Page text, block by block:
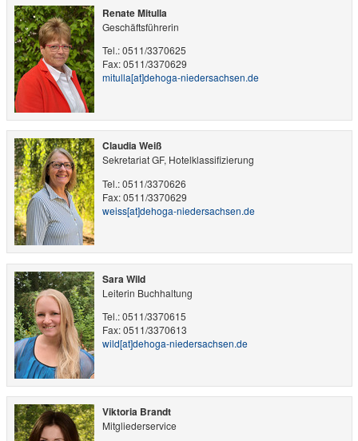
Renate Mitulla
Geschäftsführerin
Tel.: 0511/3370625
Fax: 0511/3370629
mitulla​[at]​dehoga-niedersachsen.de
Claudia Weiß
Sekretariat GF, Hotelklassifizierung
Tel.: 0511/3370626
Fax: 0511/3370629
weiss​[at]​dehoga-niedersachsen.de
Sara Wild
Leiterin Buchhaltung
Tel.: 0511/3370615
Fax: 0511/3370613
wild​[at]​dehoga-niedersachsen.de
Viktoria Brandt
Mitgliederservice